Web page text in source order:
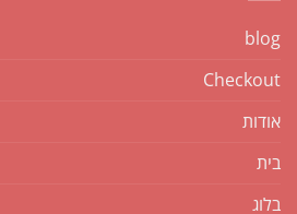
blog
Checkout
אודות
בית
בלוג